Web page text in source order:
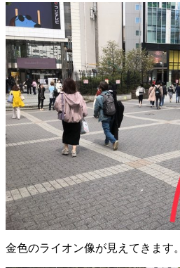
金色のライオン像が見えてきます。